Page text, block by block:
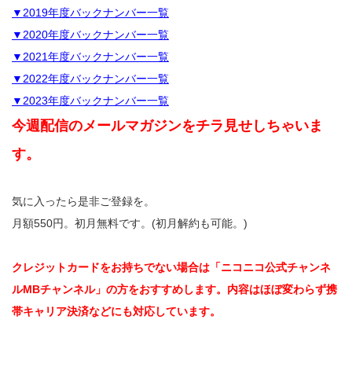
▼2019年度バックナンバー一覧
▼2020年度バックナンバー一覧
▼2021年度バックナンバー一覧
▼2022年度バックナンバー一覧
▼2023年度バックナンバー一覧
今週配信のメールマガジンをチラ見せしちゃいま
す。
気に入ったら是非ご登録を。
月額550円。初月無料です。(初月解約も可能。)
クレジットカードをお持ちでない場合は「ニコニコ公式チャンネ
ルMBチャンネル」の方をおすすめします。内容はほぼ変わらず携
帯キャリア決済などにも対応しています。